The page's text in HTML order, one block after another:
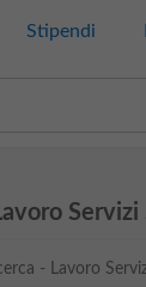
Stipendi
Servizi
- Lavoro